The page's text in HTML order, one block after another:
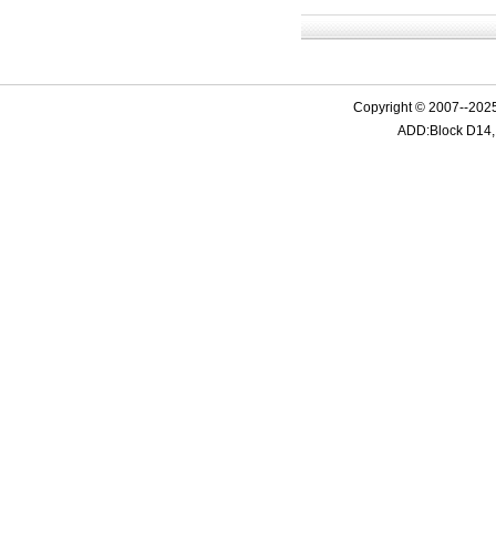
Copyright © 2007--
ADD:Block